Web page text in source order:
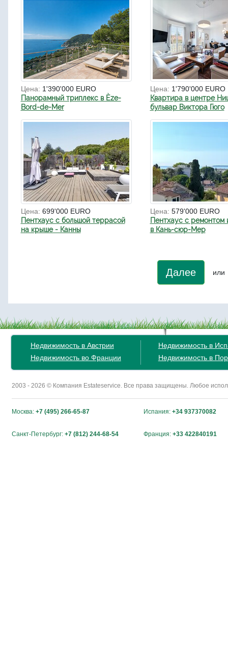
Цена: 1'390'000 EURO
Панорамный триплекс в Èze-
Bord-de-Mer
Цена: 1'790'000 EURO
Квартира в центре
бульвар Виктора Гюго
Цена: 699'000 EURO
Пентхаус с большой террасой
на крыше - Канны
Цена: 579'000 EURO
Пентхаус с ремонтом
в Кань-сюр-Мер
Далее или
Недвижимость в Австрии
Недвижимость во Франции
Недвижимость в
Недвижимость в
2003 - 2026 © Компания Estateservice. Все права защищены. Любое
Москва: +7 (495) 266-65-87 Испания: +34 937370082
Санкт-Петербург: +7 (812) 244-68-54 Франция: +33 422840191